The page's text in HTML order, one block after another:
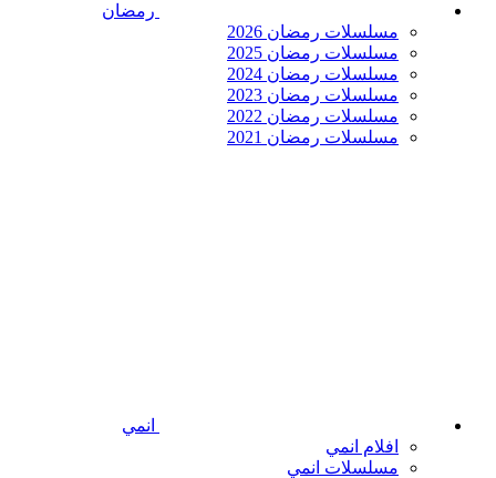
رمضان
مسلسلات رمضان 2026
مسلسلات رمضان 2025
مسلسلات رمضان 2024
مسلسلات رمضان 2023
مسلسلات رمضان 2022
مسلسلات رمضان 2021
انمي
افلام انمي
مسلسلات انمي